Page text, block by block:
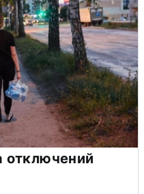
отключений